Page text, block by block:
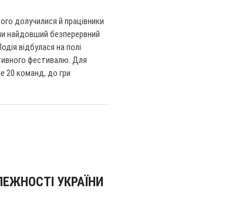
долучилися й працівники
найдовший безперервний
відбулася на полі
фестивалю. Для
20 команд, до гри
УКРАЇНИ